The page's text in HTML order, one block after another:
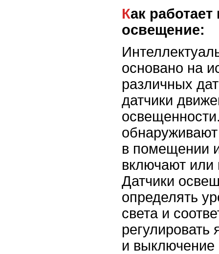
Как работает интеллектуальное
освещение:
основано на
различных
датчики
в помещении
включают или
Датчики
определять
света и
регулировать
и выключение